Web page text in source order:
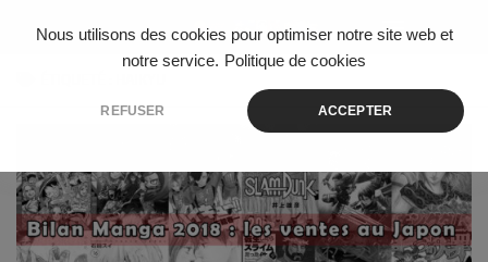
Nous utilisons des cookies pour optimiser notre site web et
notre service. Politique de cookies
REFUSER ACCEPTER
Skip to content